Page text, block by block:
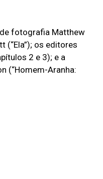
fotografia Matthew
(“Ela”); os editores
2 e 3); e a
(“Homem-Aranha: